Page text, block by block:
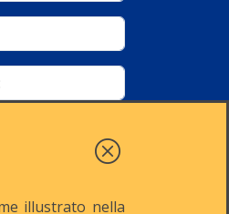
illustrato nella